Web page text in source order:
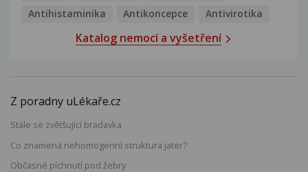
Antihistaminika
Antikoncepce Antivirotika
Katalog nemocí a vyšetření
Z poradny uLékaře.cz
Stále se zvětšující bradavka
Co znamená nehomogenní struktura jater?
Občasné píchnutí pod žebry